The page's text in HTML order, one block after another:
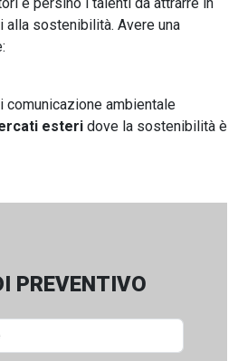
sostenibilità. Avere una
comunicazione ambientale
esteri dove la sostenibilità è
PREVENTIVO